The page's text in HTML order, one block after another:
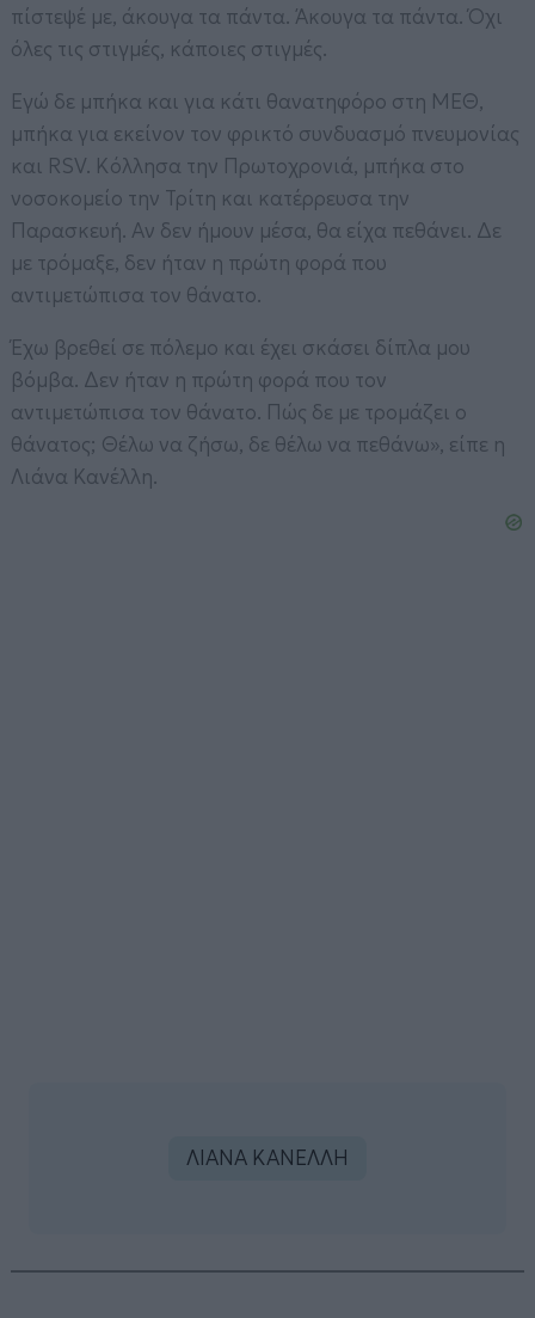
πίστεψέ με, άκουγα τα πάντα. Άκουγα τα πάντα. Όχι
όλες τις στιγμές, κάποιες στιγμές.
Εγώ δε μπήκα και για κάτι θανατηφόρο στη ΜΕΘ,
μπήκα για εκείνον τον φρικτό συνδυασμό πνευμονίας
και RSV. Kόλλησα την Πρωτοχρονιά, μπήκα στο
νοσοκομείο την Τρίτη και κατέρρευσα την
Παρασκευή. Αν δεν ήμουν μέσα, θα είχα πεθάνει. Δε
με τρόμαξε, δεν ήταν η πρώτη φορά που
αντιμετώπισα τον θάνατο.
Έχω βρεθεί σε πόλεμο και έχει σκάσει δίπλα μου
βόμβα. Δεν ήταν η πρώτη φορά που τον
αντιμετώπισα τον θάνατο. Πώς δε με τρομάζει ο
θάνατος; Θέλω να ζήσω, δε θέλω να πεθάνω», είπε η
Λιάνα Κανέλλη.
ΛΙΑΝΑ ΚΑΝΕΛΛΗ